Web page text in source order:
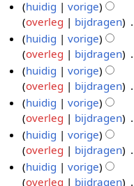
n
g
t
i
n
g
e
n
v
a
t
t
i
n
g
a
m
e
n
v
a
t
t
i
n
g
s
s
a
m
e
n
v
a
t
t
i
n
n
g
s
s
a
m
e
n
v
a
t
t
k
i
n
g
s
s
a
m
e
n
v
a
0
e
r
k
i
n
g
s
s
a
m
e
e
w
e
r
k
i
n
g
s
s
a
e
n
b
e
w
e
r
k
i
n
g
s
G
e
e
n
b
e
w
e
r
k
i
n
huidig vorige
overleg
bijdragen
G
e
e
n
b
e
w
e
r
k
huidig vorige
overleg
bijdragen
G
e
e
n
b
e
w
e
huidig vorige
overleg
bijdragen
G
e
e
n
b
e
huidig vorige
overleg
bijdragen
G
e
e
n
huidig vorige
overleg
bijdragen
G
e
huidig vorige
overleg
bijdragen